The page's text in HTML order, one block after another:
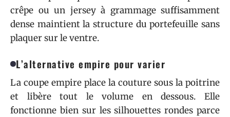
crêpe ou un jersey à grammage suffisamment
dense maintient la structure du portefeuille sans
plaquer sur le ventre.
L’alternative empire pour varier
La coupe empire place la couture sous la poitrine
et libère tout le volume en dessous. Elle
fonctionne bien sur les silhouettes rondes parce